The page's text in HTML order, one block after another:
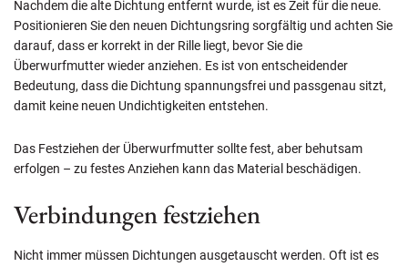
Nachdem die alte Dichtung entfernt wurde, ist es Zeit für die neue.
Positionieren Sie den neuen Dichtungsring sorgfältig und achten Sie
darauf, dass er korrekt in der Rille liegt, bevor Sie die
Überwurfmutter wieder anziehen. Es ist von entscheidender
Bedeutung, dass die Dichtung spannungsfrei und passgenau sitzt,
damit keine neuen Undichtigkeiten entstehen.
Das Festziehen der Überwurfmutter sollte fest, aber behutsam
erfolgen – zu festes Anziehen kann das Material beschädigen.
Verbindungen festziehen
Nicht immer müssen Dichtungen ausgetauscht werden. Oft ist es